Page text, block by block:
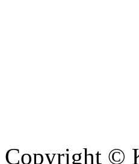
Copyright ©